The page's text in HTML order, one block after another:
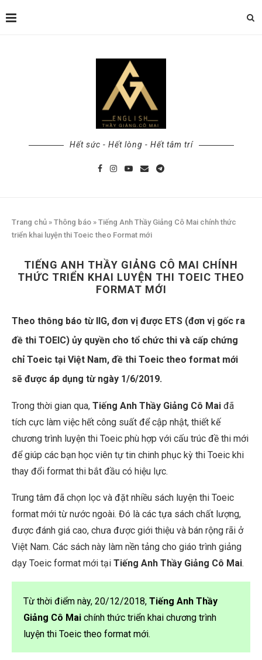
Hết sức - Hết lòng - Hết tâm trí
Trang chủ » Thông báo » Tiếng Anh Thầy Giảng Cô Mai chính thức
triển khai luyện thi Toeic theo Format mới
TIẾNG ANH THẦY GIẢNG CÔ MAI CHÍNH
THỨC TRIỂN KHAI LUYỆN THI TOEIC THEO
FORMAT MỚI
Theo thông báo từ IIG, đơn vị được ETS (đơn vị gốc ra
đề thi TOEIC) ủy quyền cho tổ chức thi và cấp chứng
chỉ Toeic tại Việt Nam, đề thi Toeic theo format mới
sẽ được áp dụng từ ngày 1/6/2019.
Trong thời gian qua, Tiếng Anh Thầy Giảng Cô Mai đã
tích cực làm việc hết công suất để cập nhật, thiết kế
chương trình luyện thi Toeic phù hợp với cấu trúc đề thi mới
để giúp các bạn học viên tự tin chinh phục kỳ thi Toeic khi
thay đổi format thi bắt đầu có hiệu lực.
Trung tâm đã chọn lọc và đặt nhiều sách luyện thi Toeic
format mới từ nước ngoài. Đó là các tựa sách chất lượng,
được đánh giá cao, chưa được giới thiệu và bán rộng rãi ở
Việt Nam. Các sách này làm nền tảng cho giáo trình giảng
dạy Toeic format mới tại Tiếng Anh Thầy Giảng Cô Mai.
Từ thời điểm này, 20/12/2018, Tiếng Anh Thầy
Giảng Cô Mai chính thức triển khai chương trình
luyện thi Toeic theo format mới.